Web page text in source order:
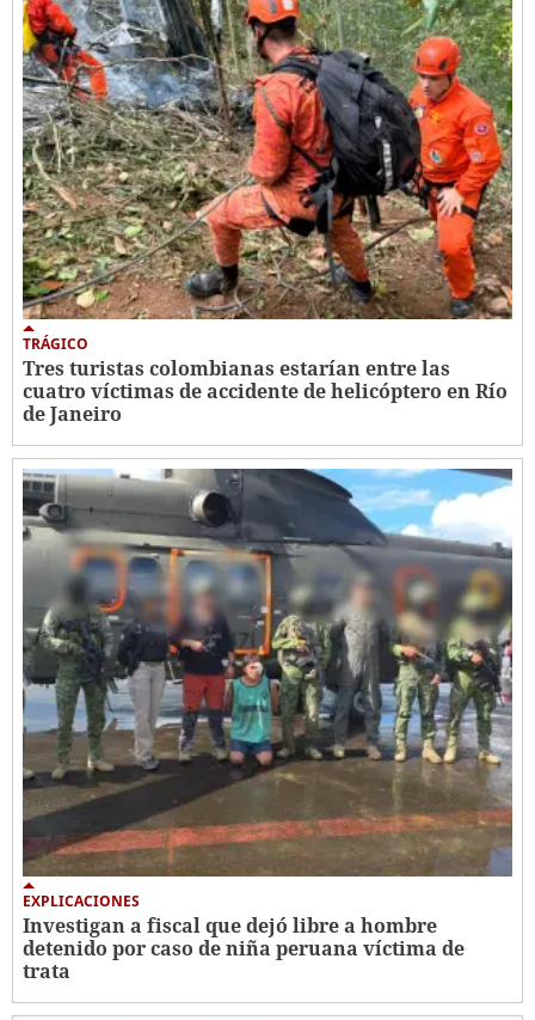
TRÁGICO
Tres turistas colombianas estarían entre las
cuatro víctimas de accidente de helicóptero en Río
de Janeiro
EXPLICACIONES
Investigan a fiscal que dejó libre a hombre
detenido por caso de niña peruana víctima de
trata